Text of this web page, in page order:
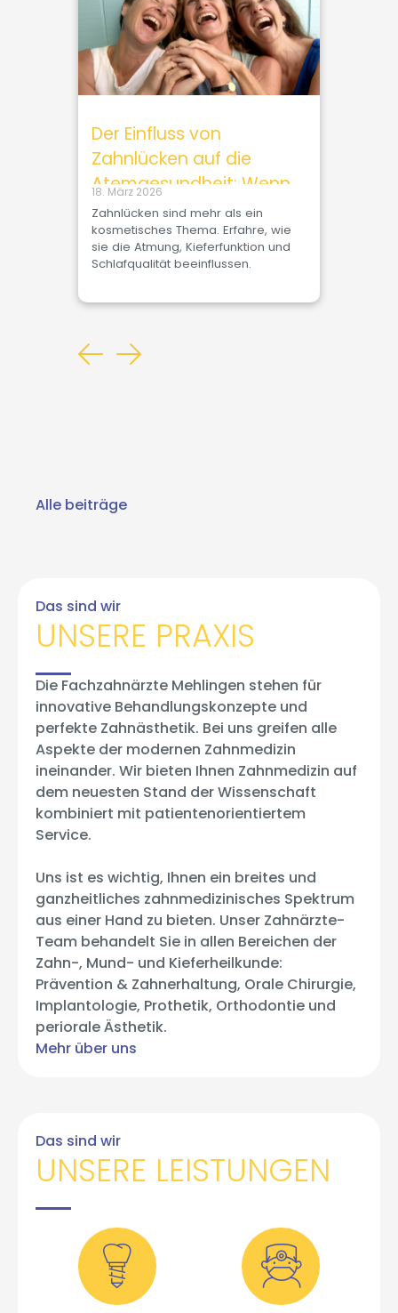
Alle beiträge
Das sind wir
UNSERE PRAXIS
Die Fachzahnärzte Mehlingen stehen für
innovative Behandlungskonzepte und
perfekte Zahnästhetik. Bei uns greifen alle
Aspekte der modernen Zahnmedizin
ineinander. Wir bieten Ihnen Zahnmedizin auf
dem neuesten Stand der Wissenschaft
kombiniert mit patientenorientiertem
Service.
Uns ist es wichtig, Ihnen ein breites und
ganzheitliches zahnmedizinisches Spektrum
aus einer Hand zu bieten. Unser Zahnärzte-
Team behandelt Sie in allen Bereichen der
Zahn-, Mund- und Kieferheilkunde:
Prävention & Zahnerhaltung, Orale Chirurgie,
Implantologie, Prothetik, Orthodontie und
periorale Ästhetik.
Mehr über uns
Das sind wir
UNSERE LEISTUNGEN
Implantologie